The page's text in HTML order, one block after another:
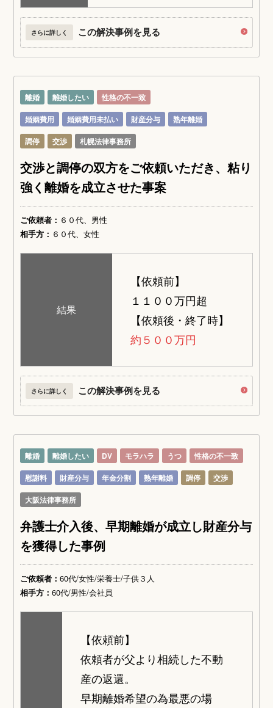
さらに詳しく この解決事例を見る
離婚 離婚したい
性格の不一致
婚姻費用
婚姻費用未払い 財産分与
熟年離婚
調停
交渉 札幌法律事務所
交渉と調停の双方をご依頼いただき、粘り
強く離婚を成立させた事案
ご依頼者： ６０代、男性
相手方： ６０代、女性
結果
【依頼前】
１１００万円超
【依頼後・終了時】
約５００万円
さらに詳しく この解決事例を見る
離婚 離婚したい DV モラハラ うつ
性格の不一致
慰謝料
財産分与 年金分割 熟年離婚 調停
交渉
大阪法律事務所
弁護士介入後、早期離婚が成立し財産分与
を獲得した事例
ご依頼者：60代/女性/栄養士/子供３人
相手方：60代/男性/会社員
【依頼前】
依頼者が父より相続した不動
産の返還。
早期離婚希望の為最悪の場